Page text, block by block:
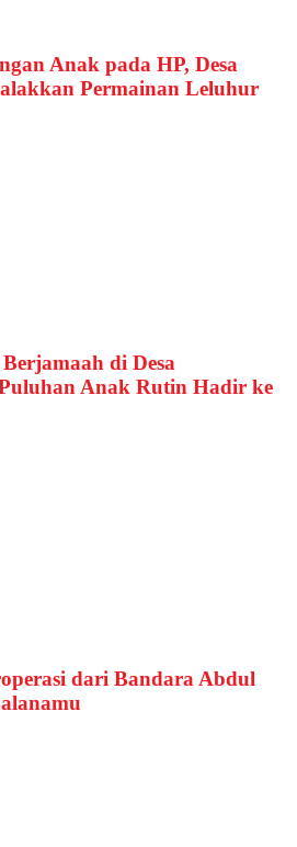
Anak pada HP, Desa
Permainan Leluhur
di Desa
Anak Rutin Hadir ke
dari Bandara Abdul